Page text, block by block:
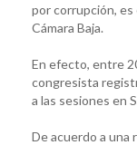
por corrupción, es
Cámara Baja.
En efecto, entre
congresista
a las sesiones en
De acuerdo a una